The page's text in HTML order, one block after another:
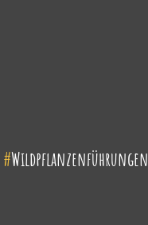
#Wildpflanzenführungen